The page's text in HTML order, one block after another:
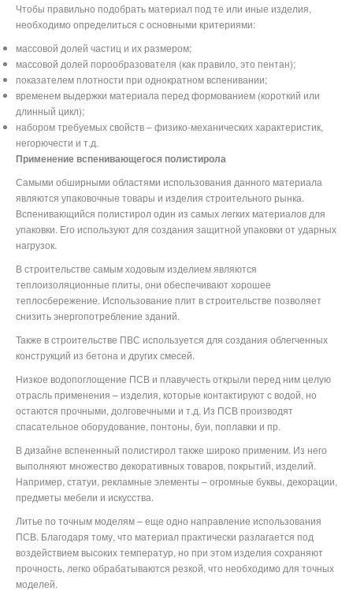
Улица академика Янгеля
Бульвар Дмитрия Донского
Чтобы правильно подобрать материал под те или иные изделия,
необходимо определиться с основными критериями:
массовой долей частиц и их размером;
массовой долей порообразователя (как правило, это пентан);
показателем плотности при однократном вспенивании;
временем выдержки материала перед формованием (короткий или
длинный цикл);
набором требуемых свойств – физико-механических характеристик,
негорючести и т.д.
Применение вспенивающегося полистирола
Самыми обширными областями использования данного материала
являются упаковочные товары и изделия строительного рынка.
Вспенивающийся полистирол один из самых легких материалов для
упаковки. Его используют для создания защитной упаковки от ударных
нагрузок.
В строительстве самым ходовым изделием являются
теплоизоляционные плиты, они обеспечивают хорошее
теплосбережение. Использование плит в строительстве позволяет
снизить энергопотребление зданий.
Также в строительстве ПВС используется для создания облегченных
конструкций из бетона и других смесей.
Низкое водопоглощение ПСВ и плавучесть открыли перед ним целую
отрасль применения – изделия, которые контактируют с водой, но
остаются прочными, долговечными и т.д. Из ПСВ производят
спасательное оборудование, понтоны, буи, поплавки и пр.
В дизайне вспененный полистирол также широко применим. Из него
выполняют множество декоративных товаров, покрытий, изделий.
Например, статуи, рекламные элементы – огромные буквы, декорации,
предметы мебели и искусства.
Литье по точным моделям – еще одно направление использования
ПСВ. Благодаря тому, что материал практически разлагается под
воздействием высоких температур, но при этом изделия сохраняют
прочность, легко обрабатываются резкой, что необходимо для точных
моделей.